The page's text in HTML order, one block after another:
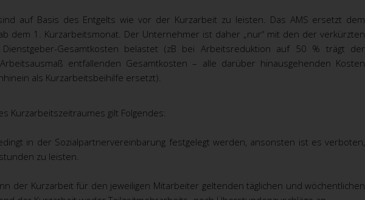
auf Basis des Entgelts wie vor der Kurzarbeit zu leisten. Das AMS ersetzt dem
dem 1. Kurzarbeitsmonat. Der Unternehmer ist daher „nur“ mit den der verkürzten
Gesamtkosten belastet (zB bei Arbeitsreduktion auf 50 % trägt der
entfallenden Gesamtkosten – alle darüber hinausgehenden Kosten
als Kurzarbeitsbeihilfe ersetzt).
Kurzarbeitszeitraumes gilt Folgendes:
in der Sozialpartnervereinbarung festgelegt werden, ansonsten ist es verboten,
zu leisten.
der Kurzarbeit für den jeweiligen Mitarbeiter geltenden täglichen und wöchentlichen